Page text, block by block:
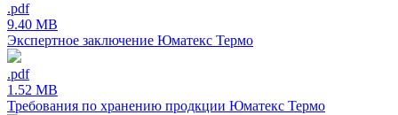
.pdf
9.40 MB
Экспертное заключение Юматекс Термо
.pdf
1.52 MB
Требования по хранению продкции Юматекс Термо